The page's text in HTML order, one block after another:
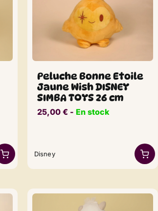
Peluche Bonne Etoile
Jaune Wish DISNEY
SIMBA TOYS 26 cm
25,00€ ​​ -En stock
Disney